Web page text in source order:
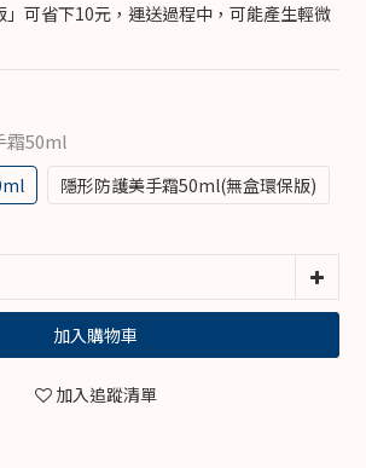
可省下10元，運送過程中，可能產生輕微
霜50ml
隱形防護美手霜50ml(無盒環保版)
加入購物車
加入追蹤清單